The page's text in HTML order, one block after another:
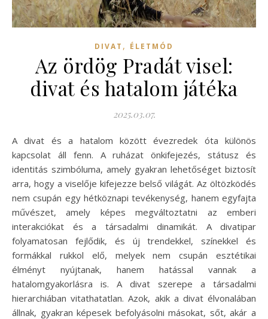
DIVAT , ÉLETMÓD
Az ördög Pradát visel:
divat és hatalom játéka
2025.03.07.
A divat és a hatalom között évezredek óta különös
kapcsolat áll fenn. A ruházat önkifejezés, státusz és
identitás szimbóluma, amely gyakran lehetőséget biztosít
arra, hogy a viselője kifejezze belső világát. Az öltözködés
nem csupán egy hétköznapi tevékenység, hanem egyfajta
művészet, amely képes megváltoztatni az emberi
interakciókat és a társadalmi dinamikát. A divatipar
folyamatosan fejlődik, és új trendekkel, színekkel és
formákkal rukkol elő, melyek nem csupán esztétikai
élményt nyújtanak, hanem hatással vannak a
hatalomgyakorlásra is. A divat szerepe a társadalmi
hierarchiában vitathatatlan. Azok, akik a divat élvonalában
állnak, gyakran képesek befolyásolni másokat, sőt, akár a